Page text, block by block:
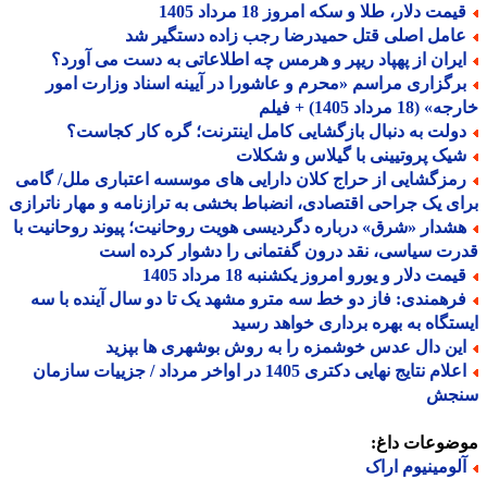
دلار، طلا و سکه امروز 18 مرداد 1405
اصلی قتل حمیدرضا رجب زاده دستگیر شد
از پهپاد ریپر و هرمس چه اطلاعاتی به دست می آورد؟
مراسم «محرم و عاشورا در آیینه اسناد وزارت امور
مرداد 1405) + فیلم
به دنبال بازگشایی کامل اینترنت؛ گره کار کجاست؟
پروتیینی با گیلاس و شکلات
از حراج کلان دارایی های موسسه اعتباری ملل/ گامی
یک جراحی اقتصادی، انضباط بخشی به ترازنامه و مهار ناترازی
«شرق» درباره دگردیسی هویت روحانیت؛ پیوند روحانیت با
سیاسی، نقد درون گفتمانی را دشوار کرده است
دلار و یورو امروز یکشنبه 18 مرداد 1405
فاز دو خط سه مترو مشهد یک تا دو سال آینده با سه
به بهره برداری خواهد رسید
دال عدس خوشمزه را به روش بوشهری ها بپزید
اعلام نتایج نهایی دکتری 1405 در اواخر مرداد / جزییات سازمان
داغ:
اراک